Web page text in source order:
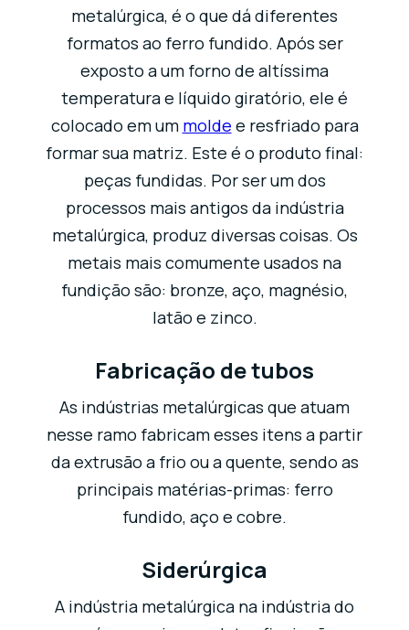
metalúrgica, é o que dá diferentes
formatos ao ferro fundido. Após ser
exposto a um forno de altíssima
temperatura e líquido giratório, ele é
colocado em um molde e resfriado para
formar sua matriz. Este é o produto final:
peças fundidas. Por ser um dos
processos mais antigos da indústria
metalúrgica, produz diversas coisas. Os
metais mais comumente usados ​​na
fundição são: bronze, aço, magnésio,
latão e zinco.
Fabricação de tubos
As indústrias metalúrgicas que atuam
nesse ramo fabricam esses itens a partir
da extrusão a frio ou a quente, sendo as
principais matérias-primas: ferro
fundido, aço e cobre.
Siderúrgica
A indústria metalúrgica na indústria do